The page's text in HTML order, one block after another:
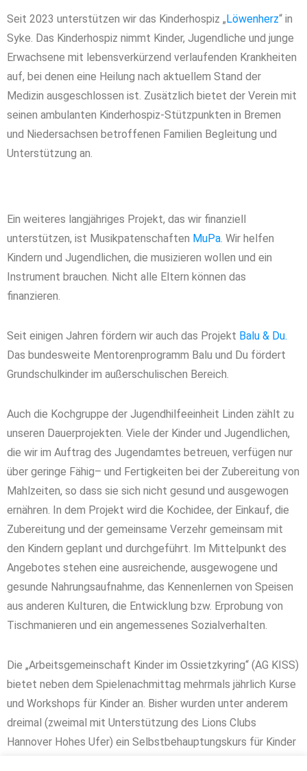
Seit 2023 unterstützen wir das Kinderhospiz „Löwenherz“ in
Syke. Das Kinderhospiz nimmt Kinder, Jugendliche und junge
Erwachsene mit lebensverkürzend verlaufenden Krankheiten
auf, bei denen eine Heilung nach aktuellem Stand der
Medizin ausgeschlossen ist. Zusätzlich bietet der Verein mit
seinen ambulanten Kinderhospiz-Stützpunkten in Bremen
und Niedersachsen betroffenen Familien Begleitung und
Unterstützung an.
Ein weiteres langjähriges Projekt, das wir finanziell
unterstützen, ist Musikpatenschaften MuPa Wir helfen
Kindern und Jugendlichen, die musizieren wollen und ein
Instrument brauchen. Nicht alle Eltern können das
finanzieren.
Seit einigen Jahren fördern wir auch das Projekt Balu & Du.
Das bundesweite Mentorenprogramm Balu und Du fördert
Grundschulkinder im außerschulischen Bereich.
Auch die Kochgruppe der Jugendhilfeeinheit Linden zählt zu
unseren Dauerprojekten. Viele der Kinder und Jugendlichen,
die wir im Auftrag des Jugendamtes betreuen, verfügen nur
über geringe Fähig– und Fertigkeiten bei der Zubereitung von
Mahlzeiten, so dass sie sich nicht gesund und ausgewogen
ernähren. In dem Projekt wird die Kochidee, der Einkauf, die
Zubereitung und der gemeinsame Verzehr gemeinsam mit
den Kindern geplant und durchgeführt. Im Mittelpunkt des
Angebotes stehen eine ausreichende, ausgewogene und
gesunde Nahrungsaufnahme, das Kennenlernen von Speisen
aus anderen Kulturen, die Entwicklung bzw. Erprobung von
Tischmanieren und ein angemessenes Sozialverhalten.
Die „Arbeitsgemeinschaft Kinder im Ossietzkyring“ (AG KISS)
bietet neben dem Spielenachmittag mehrmals jährlich Kurse
und Workshops für Kinder an. Bisher wurden unter anderem
dreimal (zweimal mit Unterstützung des Lions Clubs
Hannover Hohes Ufer) ein Selbstbehauptungskurs für Kinder